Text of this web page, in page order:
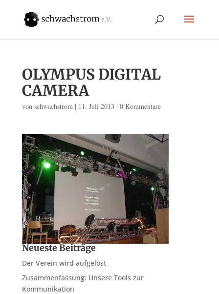
OLYMPUS DIGITAL
CAMERA
von schwachstrom| 11. Juli 2013 | 0 Kommentare
Neueste Beiträge
Der Verein wird aufgelöst
Zusammenfassung: Unsere Tools zur
Kommunikation